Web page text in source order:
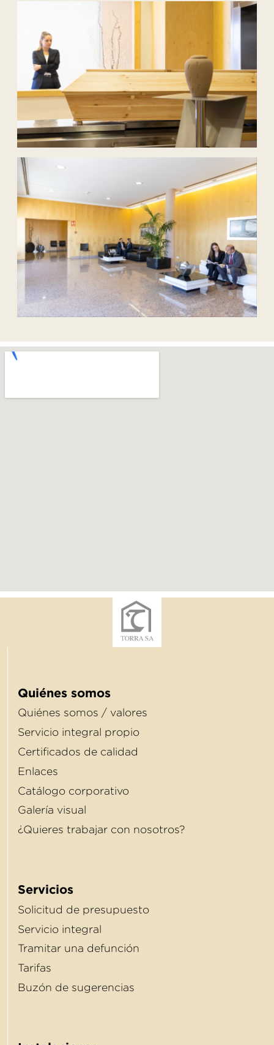
Quiénes somos
Quiénes somos / valores
Servicio integral propio
Certificados de calidad
Enlaces
Catálogo corporativo
Galería visual
¿Quieres trabajar con nosotros?
Servicios
Solicitud de presupuesto
Servicio integral
Tramitar una defunción
Tarifas
Buzón de sugerencias